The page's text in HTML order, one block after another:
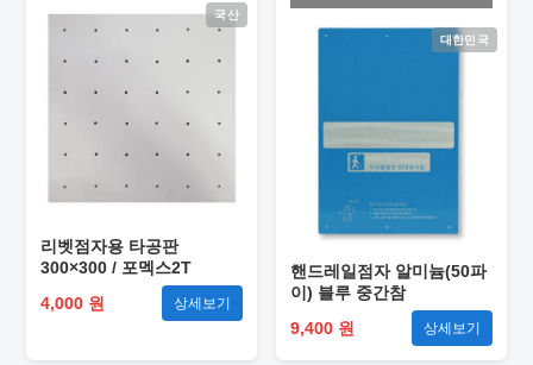
국산
리벳점자용 타공판
300×300 / 포멕스2T
4,000 원
상세보기
대한민국
핸드레일점자 알미늄(50파
이) 블루 중간참
9,400 원
상세보기